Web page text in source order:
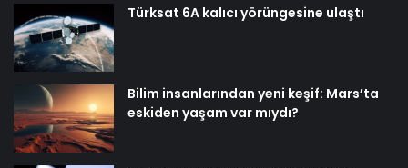
Türksat 6A kalıcı yörüngesine ulaştı
Bilim insanlarından yeni keşif: Mars’ta
eskiden yaşam var mıydı?